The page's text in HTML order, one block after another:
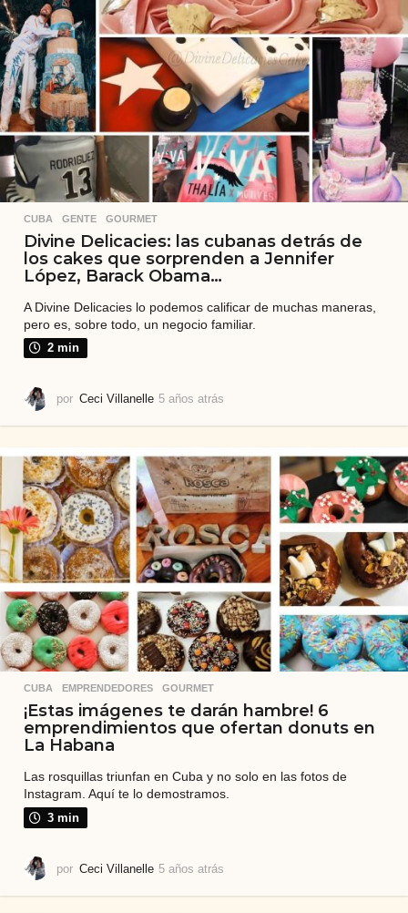
a
t
á
CUBA ,GENTE ,GOURMET
Divine Delicacies: las cubanas detrás de
los cakes que sorprenden a Jennifer
López, Barack Obama…
A Divine Delicacies lo podemos calificar de muchas maneras,
pero es, sobre todo, un negocio familiar.
2 min
por Ceci Villanelle 5 años atrás
s
a
t
r
á
s
CUBA ,EMPRENDEDORES ,GOURMET
¡Estas imágenes te darán hambre! 6
emprendimientos que ofertan donuts en
La Habana
Las rosquillas triunfan en Cuba y no solo en las fotos de
Instagram. Aquí te lo demostramos.
3 min
por Ceci Villanelle 5 años atrás